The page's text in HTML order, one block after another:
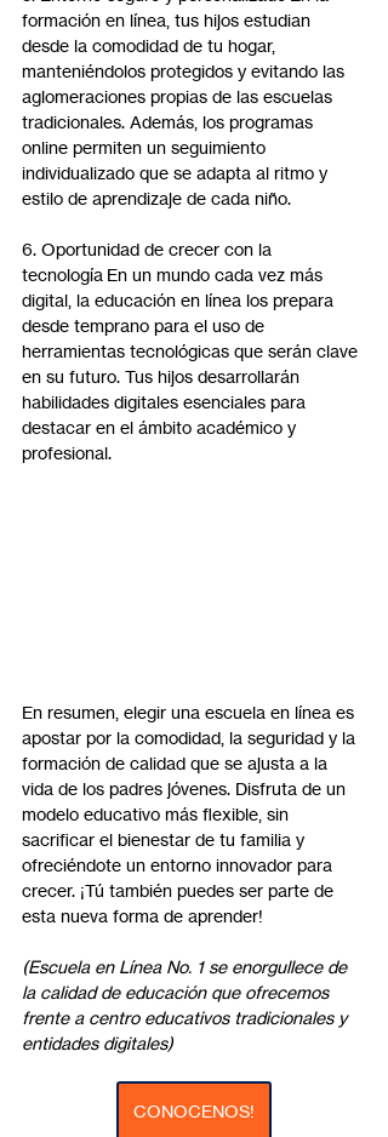
formación en línea, tus hijos estudian
desde la comodidad de tu hogar,
manteniéndolos protegidos y evitando las
aglomeraciones propias de las escuelas
tradicionales. Además, los programas
online permiten un seguimiento
individualizado que se adapta al ritmo y
estilo de aprendizaje de cada niño.
6. Oportunidad de crecer con la
tecnología En un mundo cada vez más
digital, la educación en línea los prepara
desde temprano para el uso de
herramientas tecnológicas que serán clave
en su futuro. Tus hijos desarrollarán
habilidades digitales esenciales para
destacar en el ámbito académico y
profesional.
En resumen, elegir una escuela en línea es
apostar por la comodidad, la seguridad y la
formación de calidad que se ajusta a la
vida de los padres jóvenes. Disfruta de un
modelo educativo más flexible, sin
sacrificar el bienestar de tu familia y
ofreciéndote un entorno innovador para
crecer. ¡Tú también puedes ser parte de
esta nueva forma de aprender!
(Escuela en Línea No. 1 se enorgullece de
la calidad de educación que ofrecemos
frente a centro educativos tradicionales y
entidades digitales)
CONOCENOS!